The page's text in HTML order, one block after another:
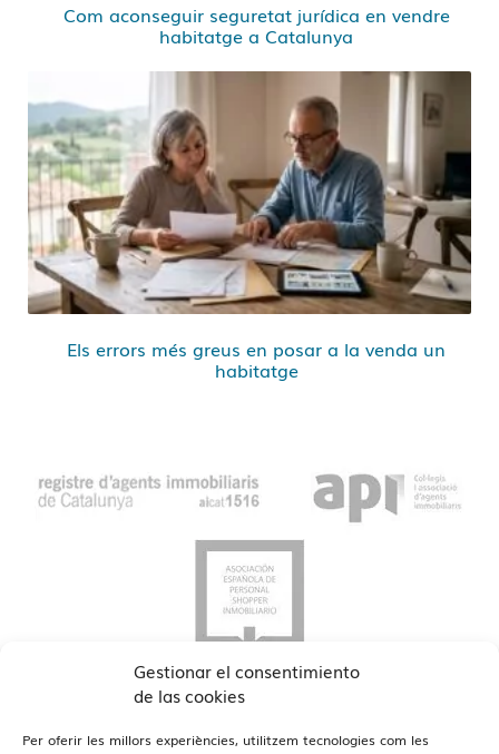
Gestionar el consentimiento
de las cookies
Per oferir les millors experiències, utilitzem tecnologies com les
Com aconseguir seguretat jurídica en vendre
habitatge a Catalunya
Els errors més greus en posar a la venda un
habitatge